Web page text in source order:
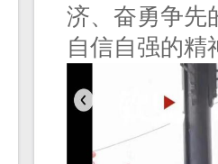
济、奋勇争先
自信自强的精